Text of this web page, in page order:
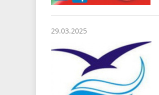
29.03.2025